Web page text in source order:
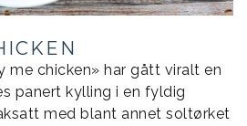
me chicken» har gått viralt en
panert kylling i en fyldig
med blant annet soltørket